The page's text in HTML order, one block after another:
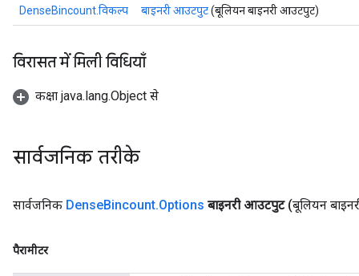
DenseBincount.विकल्प बाइनरी आउटपुट(बूलियन बाइनरी आउटपुट)
विरासत में मिली विधियाँ
कक्षा java.lang.Object से
सार्वजनिक तरीके
सार्वजनिक DenseBincount.Options बाइनरी आउटपुट (बूलियन
पैरामीटर